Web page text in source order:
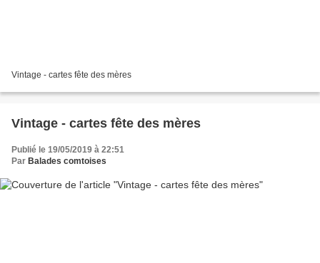
Vintage - cartes fête des mères
Vintage - cartes fête des mères
Publié le 19/05/2019 à 22:51
Par Balades comtoises